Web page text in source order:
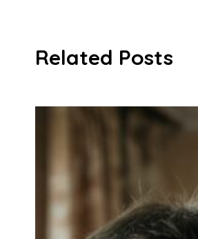
Related Posts